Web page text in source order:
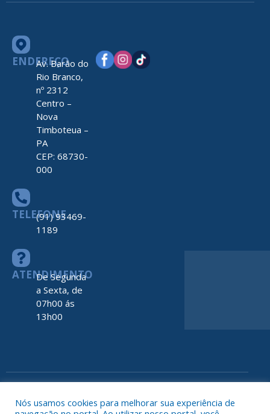
ENDEREÇO
Av. Barão do
Rio Branco,
nº 2312
Centro –
Nova
Timboteua –
PA
CEP: 68730-
000
TELEFONE
(91) 93469-
1189
ATENDIMENTO
De Segunda
a Sexta, de
07h00 ás
13h00
Nós usamos cookies para melhorar sua experiência de